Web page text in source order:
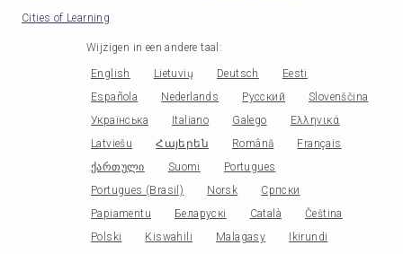
Cities of Learning
Wijzigen in een andere taal :
English Lietuvių Deutsch
Eesti
Española
Nederlands Русский
Slovenščina
Українська
Italiano Galego
Ελληνικά
Latviešu
Հայերեն Română
Français
ქართული
Suomi
Portugues
Portugues (Brasil)
Norsk
Српски
Papiamentu
Беларускі Català
Čeština
Polski
Kiswahili Malagasy Ikirundi